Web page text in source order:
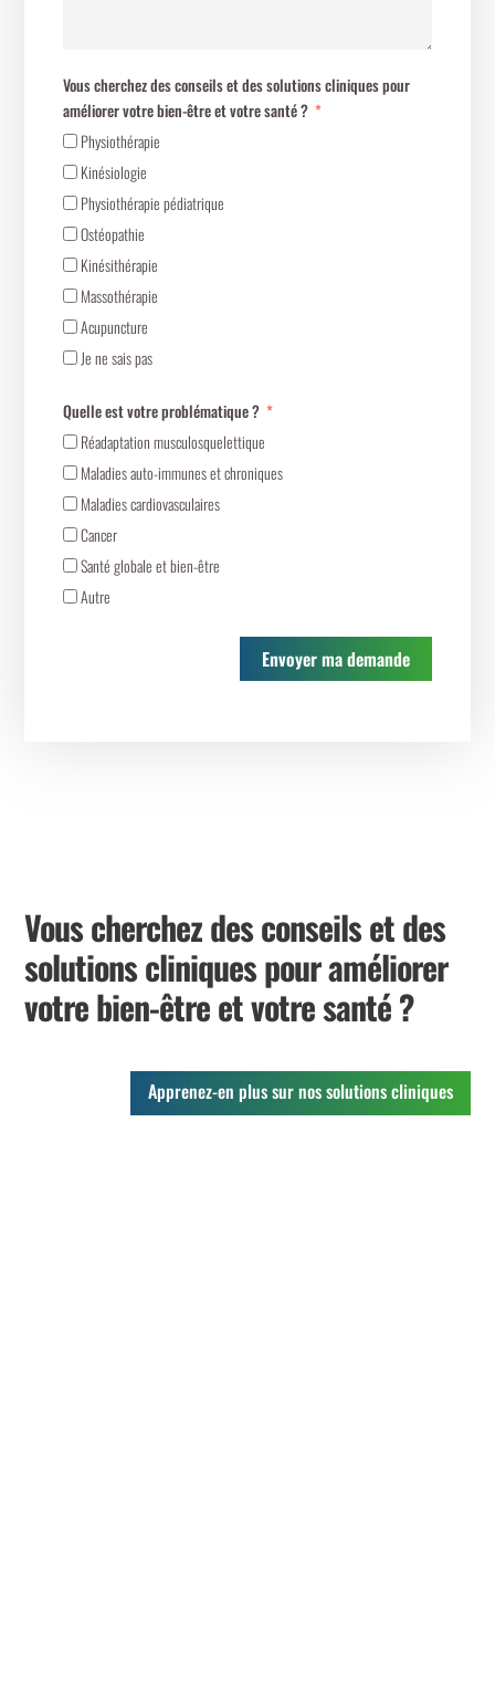
Vous cherchez des conseils et des solutions cliniques pour
améliorer votre bien-être et votre santé ?
Physiothérapie
Kinésiologie
Physiothérapie pédiatrique
Ostéopathie
Kinésithérapie
Massothérapie
Acupuncture
Je ne sais pas
Quelle est votre problématique ?
Réadaptation musculosquelettique
Maladies auto-immunes et chroniques
Maladies cardiovasculaires
Cancer
Santé globale et bien-être
Autre
Envoyer ma demande
Vous cherchez des conseils et des
solutions cliniques pour améliorer
votre bien-être et votre santé ?
Apprenez-en plus sur nos solutions cliniques